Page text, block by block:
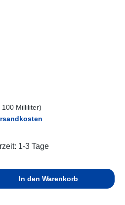
Milliliter)
1-3 Tage
den gewünschten
In den Warenkorb